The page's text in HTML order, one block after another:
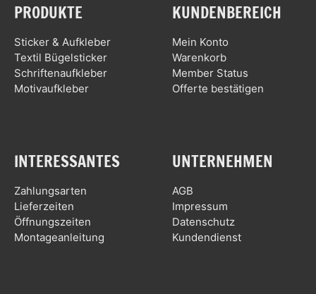
PRODUKTE
Sticker & Aufkleber
Textil Bügelsticker
Schriftenaufkleber
Motivaufkleber
KUNDENBEREICH
Mein Konto
Warenkorb
Member Status
Offerte bestätigen
INTERESSANTES
Zahlungsarten
Lieferzeiten
Öffnungszeiten
Montageanleitung
UNTERNEHMEN
AGB
Impressum
Datenschutz
Kundendienst